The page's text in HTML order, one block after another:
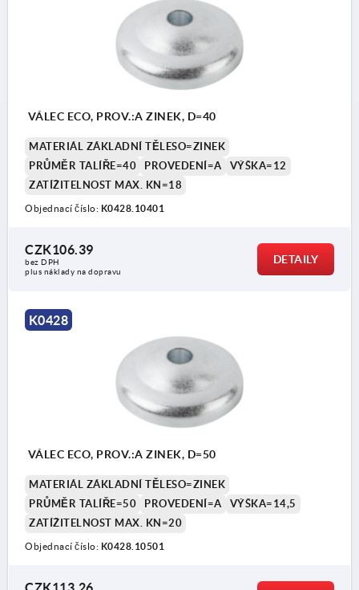
VÁLEC ECO, PROV.:A ZINEK, D=40
MATERIÁL ZÁKLADNÍ TĚLESO=ZINEK
PRŮMĚR TALÍŘE=40
PROVEDENÍ=A
VÝŠKA=12
ZATÍŽITELNOST MAX. KN=18
Objednací číslo: K0428.10401
CZK106.39
bez DPH
plus náklady na dopravu
DETAILY
K0428
VÁLEC ECO, PROV.:A ZINEK, D=50
MATERIÁL ZÁKLADNÍ TĚLESO=ZINEK
PRŮMĚR TALÍŘE=50
PROVEDENÍ=A
VÝŠKA=14,5
ZATÍŽITELNOST MAX. KN=20
Objednací číslo: K0428.10501